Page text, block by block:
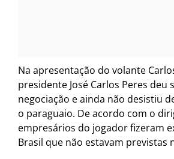
Na apresentação do volante
presidente José Carlos Peres deu
negociação e ainda não desistiu
o paraguaio. De acordo com o
empresários do jogador fizeram
Brasil que não estavam previstas